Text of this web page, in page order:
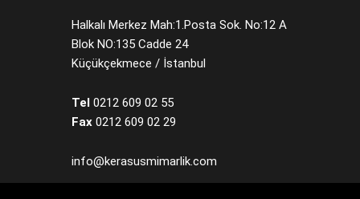
Halkalı Merkez Mah:1.Posta Sok. No:12 A
Blok NO:135 Cadde 24
Küçükçekmece / İstanbul
Tel 0212 609 02 55
Fax 0212 609 02 29
info@kerasusmimarlik.com